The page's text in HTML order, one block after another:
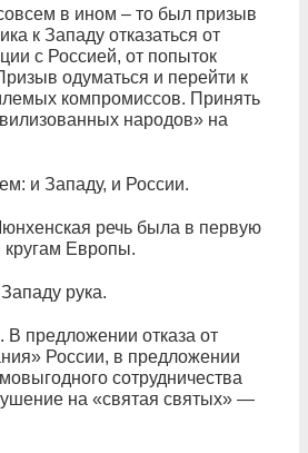
в ином – то был призыв
к Западу отказаться от
с Россией, от попыток
одуматься и перейти к
компромиссов. Принять
народов» на
и Западу, и России.
речь была в первую
Европы.
рука.
В предложении отказа от
России, в предложении
сотрудничества
на «святая святых» —